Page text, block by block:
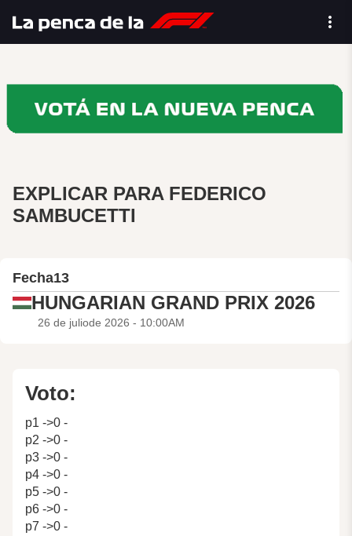
EXPLICAR PARA FEDERICO
SAMBUCETTI
Fecha13
HUNGARIAN GRAND PRIX 2026
26 de juliode 2026 - 10:00AM
Voto:
p1 ->0 -
p2 ->0 -
p3 ->0 -
p4 ->0 -
p5 ->0 -
p6 ->0 -
p7 ->0 -